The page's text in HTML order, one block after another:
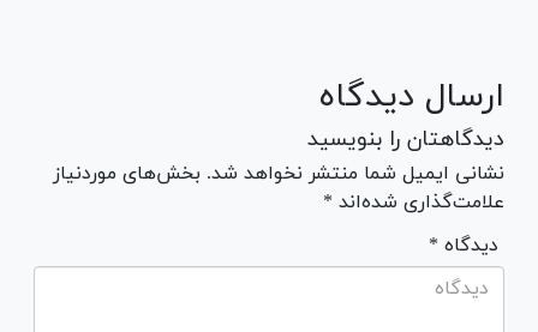
ارسال دیدگاه
دیدگاهتان را بنویسید
نشانی ایمیل شما منتشر نخواهد شد. بخش‌های موردنیاز
علامت‌گذاری شده‌اند *
* دیدگاه